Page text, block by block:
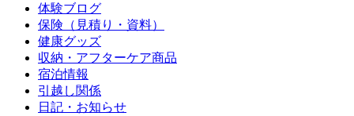
体験ブログ
保険（見積り・資料）
健康グッズ
収納・アフターケア商品
宿泊情報
引越し関係
日記・お知らせ